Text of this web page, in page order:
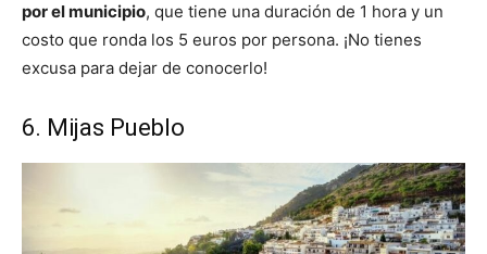
por el municipio, que tiene una duración de 1 hora y un
costo que ronda los 5 euros por persona. ¡No tienes
excusa para dejar de conocerlo!
6. Mijas Pueblo